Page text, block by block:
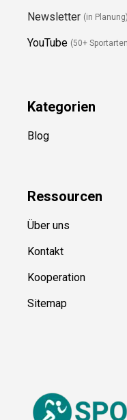
Folge Uns
YouTube (50+ Sportarten)
Blog
Ressource
Über uns
Kontakt